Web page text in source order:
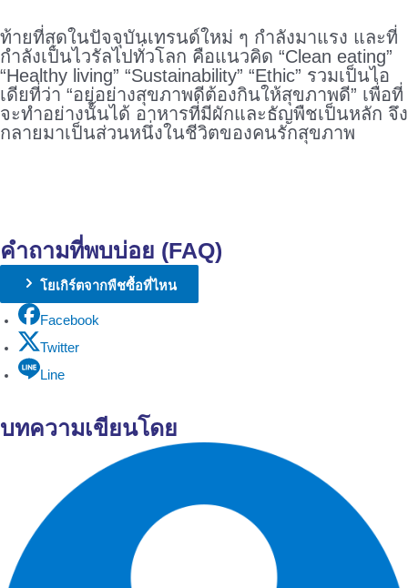
ท้ายที่สุดในปัจจุบันเทรนด์ใหม่ ๆ กำลังมาแรง และที่
กำลังเป็นไวรัลไปทั่วโลก คือแนวคิด “Clean eating”
“Healthy living” “Sustainability” “Ethic” รวมเป็นไอ
เดียที่ว่า “อยู่อย่างสุขภาพดีต้องกินให้สุขภาพดี” เพื่อที่
จะทำอย่างนั้นได้ อาหารที่มีผักและธัญพืชเป็นหลัก จึง
กลายมาเป็นส่วนหนึ่งในชีวิตของคนรักสุขภาพ
คำถามที่พบบ่อย (FAQ)
โยเกิร์ตจากพืชซื้อที่ไหน
Facebook
Twitter
Line
บทความเขียนโดย